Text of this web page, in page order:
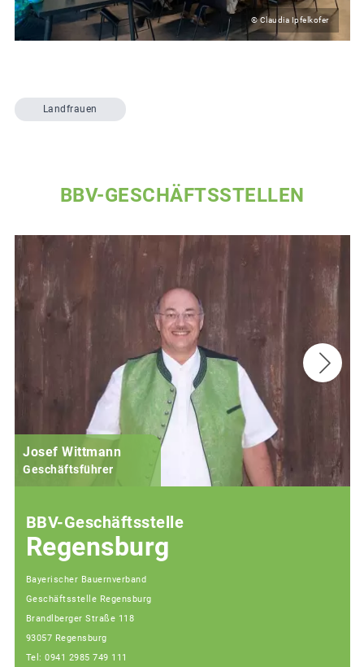
© Claudia Ipfelkofer
Landfrauen
BBV-GESCHÄFTSSTELLEN
Josef Wittmann
Geschäftsführer
BBV-Geschäftsstelle
Regensburg
Bayerischer Bauernverband
Geschäftsstelle Regensburg
Brandlberger Straße 118
93057 Regensburg
Tel: 0941 2985 749 111